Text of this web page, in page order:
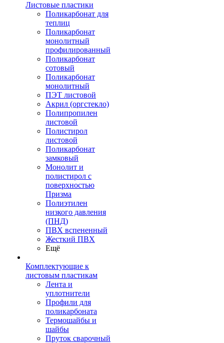
Листовые пластики
Поликарбонат для
теплиц
Поликарбонат
монолитный
профилированный
Поликарбонат
сотовый
Поликарбонат
монолитный
ПЭТ листовой
Акрил (оргстекло)
Полипропилен
листовой
Полистирол
листовой
Поликарбонат
замковый
Монолит и
полистирол с
поверхностью
Призма
Полиэтилен
низкого давления
(ПНД)
ПВХ вспененный
Жесткий ПВХ
Ещё
Комплектующие к
листовым пластикам
Лента и
уплотнители
Профили для
поликарбоната
Термошайбы и
шайбы
Пруток сварочный